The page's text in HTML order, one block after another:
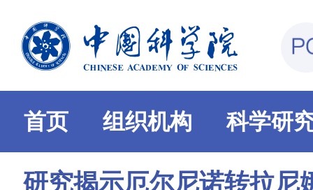
首页 组织机构 科学研
研究揭示厄尔尼诺转拉尼